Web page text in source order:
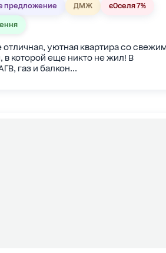
предложение ДМЖ єОселя 7%
отличная, уютная квартира со свежим
в которой еще никто не жил! В
газ и балкон...